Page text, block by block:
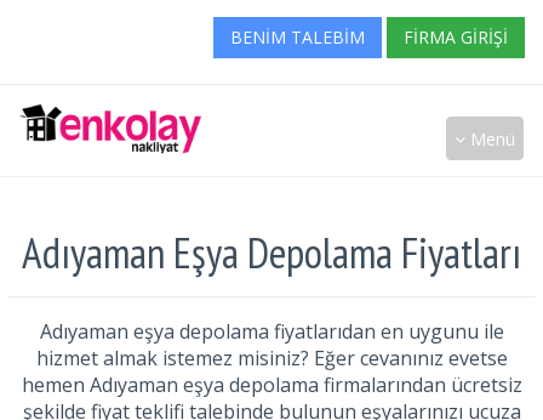
BENIM TALEBIM FIRMA GIRIŞI
Menü
Adıyaman Eşya Depolama Fiyatları
Adıyaman eşya depolama fiyatlarıdan en uygunu ile
hizmet almak istemez misiniz? Eğer cevanınız evetse
hemen Adıyaman eşya depolama firmalarından ücretsiz
şekilde fiyat teklifi talebinde bulunun eşyalarınızı ucuza